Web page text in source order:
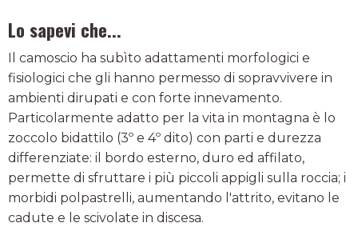
Lo sapevi che...
Il camoscio ha subìto adattamenti morfologici e
fisiologici che gli hanno permesso di sopravvivere in
ambienti dirupati e con forte innevamento.
Particolarmente adatto per la vita in montagna è lo
zoccolo bidattilo (3º e 4º dito) con parti e durezza
differenziate: il bordo esterno, duro ed affilato,
permette di sfruttare i più piccoli appigli sulla roccia; i
morbidi polpastrelli, aumentando l'attrito, evitano le
cadute e le scivolate in discesa.